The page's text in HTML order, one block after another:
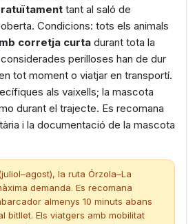
tant al saló de
Condicions: tots els animals
corretja curta durant tota la
perilloses han de dur
tot moment o viatjar en transportí.
als vaixells; la mascota
durant el trajecte. Es recomana
i la documentació de la mascota
la ruta Órzola–La
demanda. Es recomana
almenys 10 minuts abans
bitllet. Els viatgers amb mobilitat